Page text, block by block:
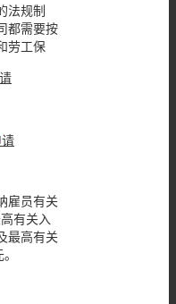
法规制
都需要按
劳工保
雇员有关
有关入
最高有关